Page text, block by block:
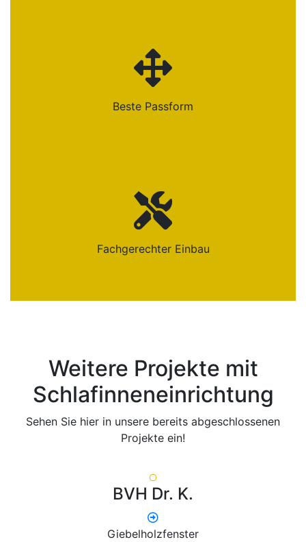
Beste Passform
Fachgerechter Einbau
Weitere Projekte mit
Schlafinneneinrichtung
Sehen Sie hier in unsere bereits abgeschlossenen
Projekte ein!
BVH Dr. K.
Giebelholzfenster